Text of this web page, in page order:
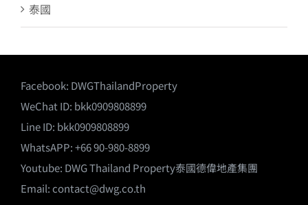
泰國
Facebook: DWGThailandProperty
WeChat ID: bkk0909808899
Line ID: bkk0909808899
WhatsAPP: +66 90-980-8899
Youtube: DWG Thailand Property泰國德偉地產集團
Email:contact@dwg.co.th